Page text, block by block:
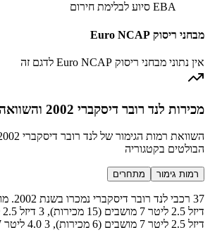
EBA סיוע לבלימת חירום
מבחני ריסוק Euro NCAP
אין נתוני מבחני ריסוק Euro NCAP לדגם זה
מכירות לנד רובר דיסקברי 2002 והשוואה למתחרים
הבולטים בקטגוריה
רמות גימור מתחרים
דיזל 2.5 ליטר 7 מושבים (6 מכירות), 3 4.0 ליטר 7 מושבים (3 מכירות).